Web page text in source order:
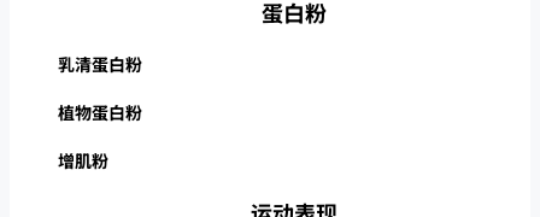
蛋白粉
乳清蛋白粉
植物蛋白粉
增肌粉